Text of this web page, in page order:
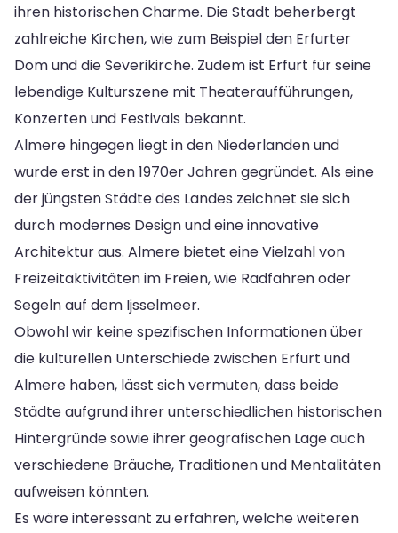
ihren historischen Charme. Die Stadt beherbergt
zahlreiche Kirchen, wie zum Beispiel den Erfurter
Dom und die Severikirche. Zudem ist Erfurt für seine
lebendige Kulturszene mit Theateraufführungen,
Konzerten und Festivals bekannt.
Almere hingegen liegt in den Niederlanden und
wurde erst in den 1970er Jahren gegründet. Als eine
der jüngsten Städte des Landes zeichnet sie sich
durch modernes Design und eine innovative
Architektur aus. Almere bietet eine Vielzahl von
Freizeitaktivitäten im Freien, wie Radfahren oder
Segeln auf dem Ijsselmeer.
Obwohl wir keine spezifischen Informationen über
die kulturellen Unterschiede zwischen Erfurt und
Almere haben, lässt sich vermuten, dass beide
Städte aufgrund ihrer unterschiedlichen historischen
Hintergründe sowie ihrer geografischen Lage auch
verschiedene Bräuche, Traditionen und Mentalitäten
aufweisen könnten.
Es wäre interessant zu erfahren, welche weiteren